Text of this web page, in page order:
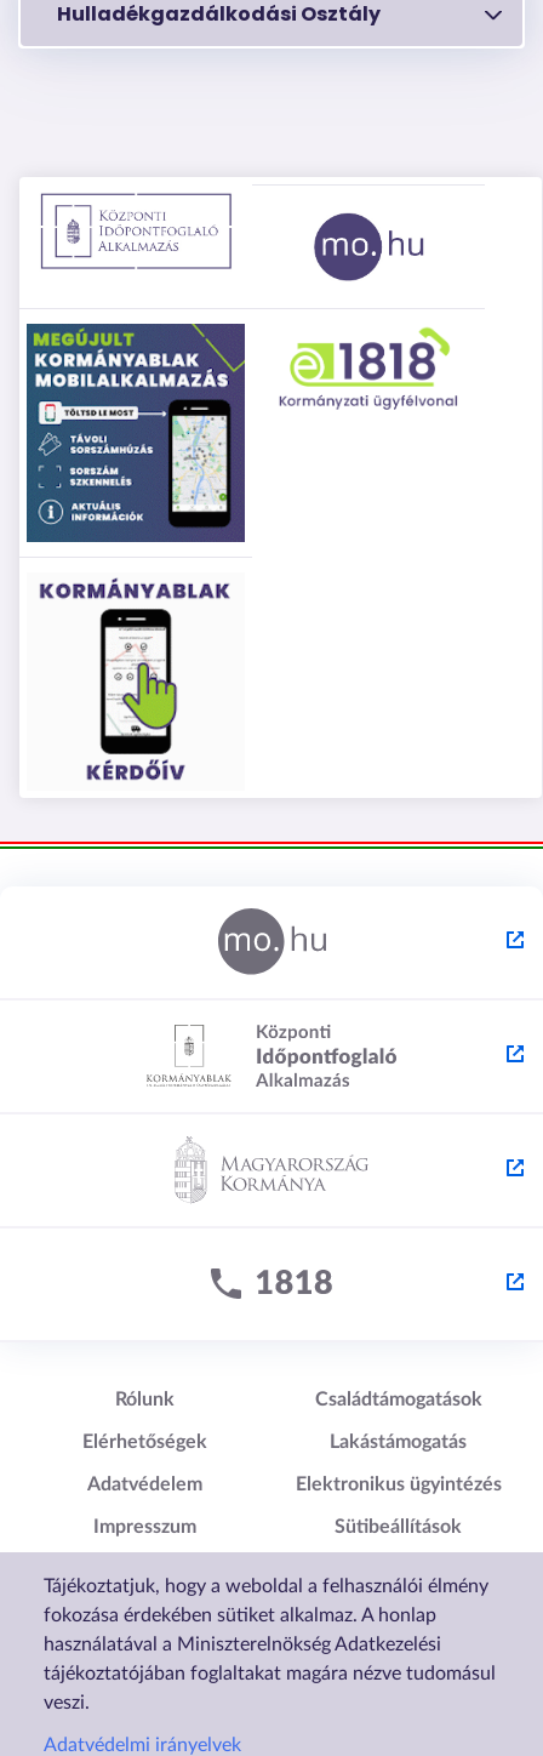
Tájékoztatjuk, hogy a weboldal a felhasználói élmény
fokozása érdekében sütiket alkalmaz. A honlap
használatával a Miniszterelnökség Adatkezelési
tájékoztatójában foglaltakat magára nézve tudomásul
veszi.
Adatvédelmi irányelvek
Hulladékgazdálkodási Osztály
Lábléc1
Rólunk
Elérhetőségek
Adatvédelem
Impresszum
Nyilatkozat
Lábléc2
Családtámogatások
Lakástámogatás
Elektronikus ügyintézés
Sütibeállítások